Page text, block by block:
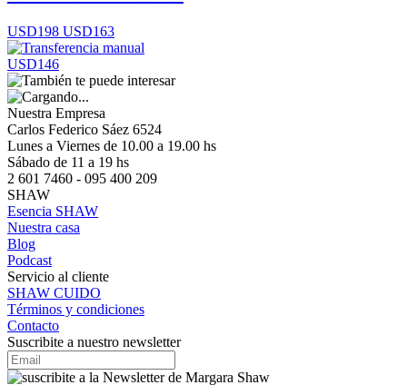
USD198 USD163
USD146
Nuestra Empresa
Carlos Federico Sáez 6524
Lunes a Viernes de 10.00 a 19.00 hs
Sábado de 11 a 19 hs
2 601 7460 - 095 400 209
SHAW
Esencia SHAW
Nuestra casa
Blog
Podcast
Servicio al cliente
SHAW CUIDO
Términos y condiciones
Contacto
Suscribite a nuestro newsletter